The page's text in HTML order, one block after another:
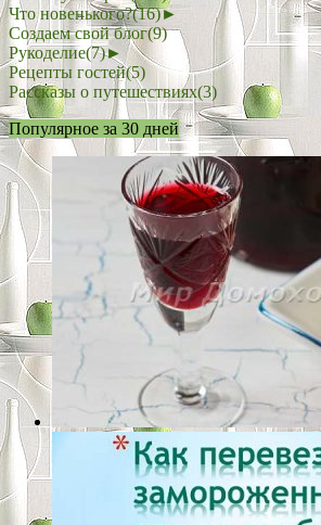
Что новенького?(16)►
Создаем свой блог(9)
Рукоделие(7)►
Рецепты гостей(5)
Рассказы о путешествиях(3)
Популярное за 30 дней